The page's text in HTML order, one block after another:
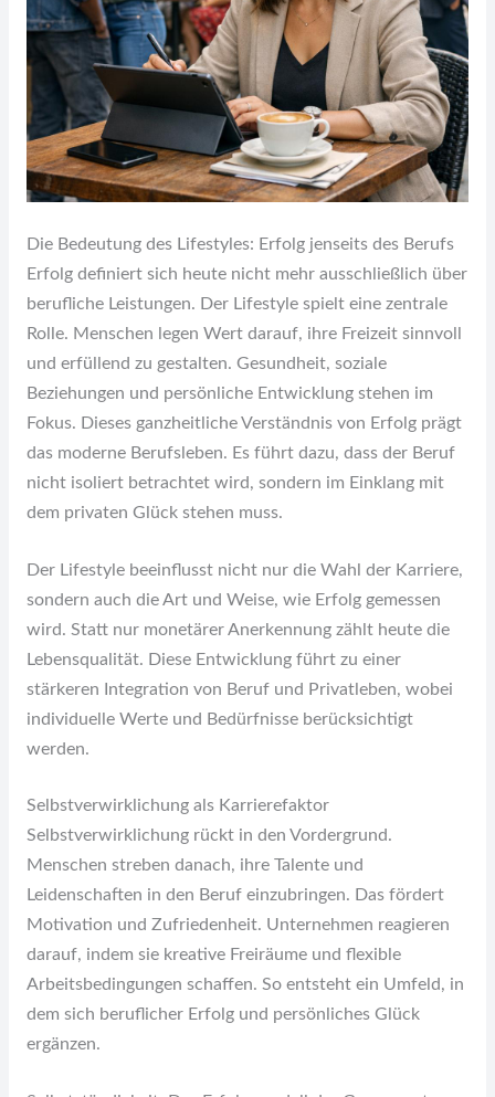
Die Bedeutung des Lifestyles: Erfolg jenseits des Berufs
Erfolg definiert sich heute nicht mehr ausschließlich über
berufliche Leistungen. Der Lifestyle spielt eine zentrale
Rolle. Menschen legen Wert darauf, ihre Freizeit sinnvoll
und erfüllend zu gestalten. Gesundheit, soziale
Beziehungen und persönliche Entwicklung stehen im
Fokus. Dieses ganzheitliche Verständnis von Erfolg prägt
das moderne Berufsleben. Es führt dazu, dass der Beruf
nicht isoliert betrachtet wird, sondern im Einklang mit
dem privaten Glück stehen muss.
Der Lifestyle beeinflusst nicht nur die Wahl der Karriere,
sondern auch die Art und Weise, wie Erfolg gemessen
wird. Statt nur monetärer Anerkennung zählt heute die
Lebensqualität. Diese Entwicklung führt zu einer
stärkeren Integration von Beruf und Privatleben, wobei
individuelle Werte und Bedürfnisse berücksichtigt
werden.
Selbstverwirklichung als Karrierefaktor
Selbstverwirklichung rückt in den Vordergrund.
Menschen streben danach, ihre Talente und
Leidenschaften in den Beruf einzubringen. Das fördert
Motivation und Zufriedenheit. Unternehmen reagieren
darauf, indem sie kreative Freiräume und flexible
Arbeitsbedingungen schaffen. So entsteht ein Umfeld, in
dem sich beruflicher Erfolg und persönliches Glück
ergänzen.